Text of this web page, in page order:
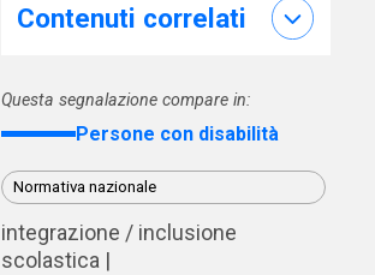
Contenuti correlati
Questa segnalazione compare in:
Persone con disabilità
Normativa nazionale
integrazione / inclusione
scolastica